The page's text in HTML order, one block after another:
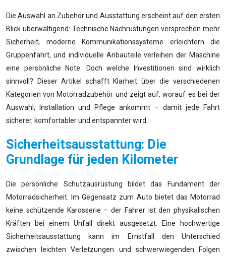
Die Auswahl an Zubehör und Ausstattung erscheint auf den ersten
Blick überwältigend: Technische Nachrüstungen versprechen mehr
Sicherheit, moderne Kommunikationssysteme erleichtern die
Gruppenfahrt, und individuelle Anbauteile verleihen der Maschine
eine persönliche Note. Doch welche Investitionen sind wirklich
sinnvoll? Dieser Artikel schafft Klarheit über die verschiedenen
Kategorien von Motorradzubehör und zeigt auf, worauf es bei der
Auswahl, Installation und Pflege ankommt – damit jede Fahrt
sicherer, komfortabler und entspannter wird.
Sicherheitsausstattung: Die
Grundlage für jeden Kilometer
Die persönliche Schutzausrüstung bildet das Fundament der
Motorradsicherheit. Im Gegensatz zum Auto bietet das Motorrad
keine schützende Karosserie – der Fahrer ist den physikalischen
Kräften bei einem Unfall direkt ausgesetzt. Eine hochwertige
Sicherheitsausstattung kann im Ernstfall den Unterschied
zwischen leichten Verletzungen und schwerwiegenden Folgen